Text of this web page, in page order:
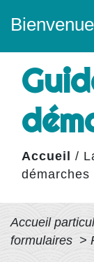
Accueil /
démarches
Accueil
formulaires >